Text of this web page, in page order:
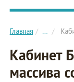
Главное меню
Главная ...
Кабинет
массива